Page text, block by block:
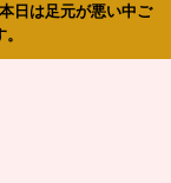
日は足元が悪い中ご